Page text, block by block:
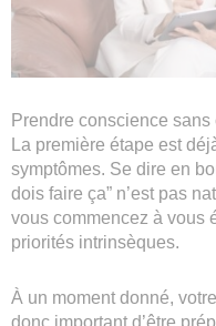
Prendre conscience
La première étape est
symptômes. Se dire en
dois faire ça” n’est pas
vous commencez à vous
priorités intrinsèques.
À un moment donné,